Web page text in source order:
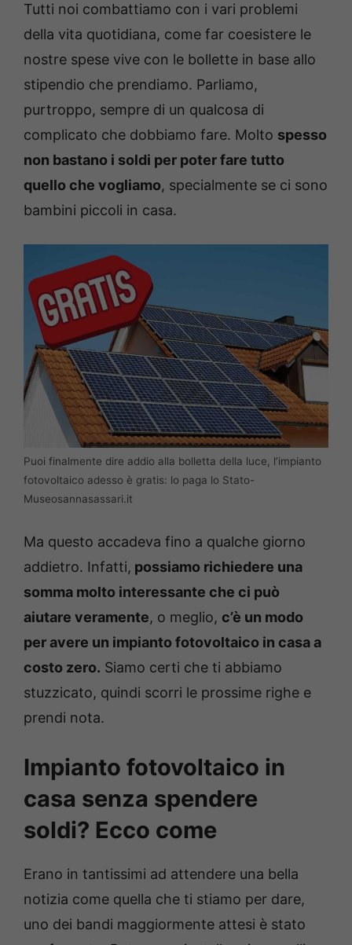
Tutti noi combattiamo con i vari problemi
della vita quotidiana, come far coesistere le
nostre spese vive con le bollette in base allo
stipendio che prendiamo. Parliamo,
purtroppo, sempre di un qualcosa di
complicato che dobbiamo fare. Molto spesso
non bastano i soldi per poter fare tutto
quello che vogliamo, specialmente se ci sono
bambini piccoli in casa.
Puoi finalmente dire addio alla bolletta della luce, l’impianto
fotovoltaico adesso è gratis: lo paga lo Stato-
Museosannasassari.it
Ma questo accadeva fino a qualche giorno
addietro. Infatti, possiamo richiedere una
somma molto interessante che ci può
aiutare veramente, o meglio, c’è un modo
per avere un impianto fotovoltaico in casa a
costo zero. Siamo certi che ti abbiamo
stuzzicato, quindi scorri le prossime righe e
prendi nota.
Impianto fotovoltaico in
casa senza spendere
soldi? Ecco come
Erano in tantissimi ad attendere una bella
notizia come quella che ti stiamo per dare,
uno dei bandi maggiormente attesi è stato